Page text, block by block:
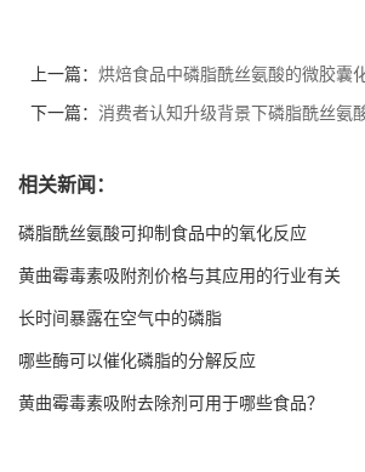
上一篇： 烘焙食品中磷脂酰丝氨酸的微胶囊
中的活性保留
下一篇： 消费者认知升级背景下磷脂酰丝氨
相关新闻：
磷脂酰丝氨酸可抑制食品中的氧化反应
黄曲霉毒素吸附剂价格与其应用的行业有关
长时间暴露在空气中的磷脂
哪些酶可以催化磷脂的分解反应
黄曲霉毒素吸附去除剂可用于哪些食品？